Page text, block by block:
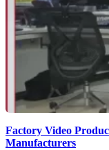
Factory Video
Manufacturers